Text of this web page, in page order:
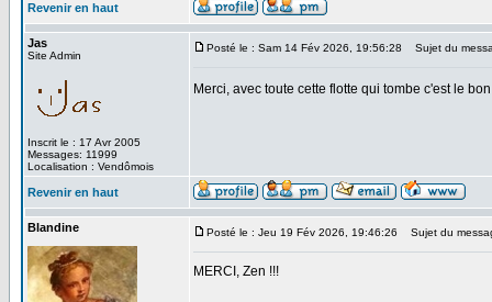
Revenir en haut
Jas
Site Admin
Inscrit le : 17 Avr 2005
Messages: 11999
Localisation : Vendômois
Posté le : Sam 14 Fév 2026, 19:56:28 Sujet du
Merci, avec toute cette flotte qui tombe c'est le
Revenir en haut
Blandine Posté le : Jeu 19 Fév 2026, 19:46:26 Sujet du
MERCI, Zen !!!